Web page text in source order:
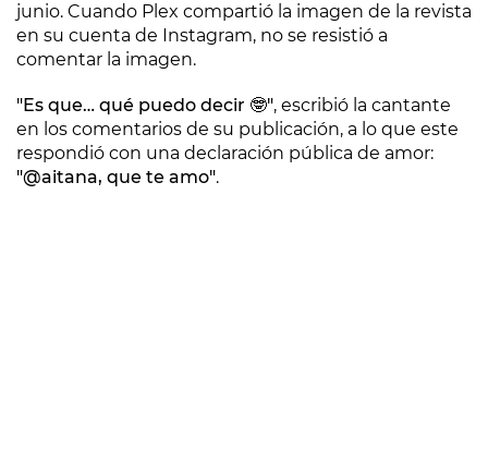
junio. Cuando Plex compartió la imagen de la revista
en su cuenta de Instagram, no se resistió a
comentar la imagen.
"Es que… qué puedo decir 🤓", escribió la cantante
en los comentarios de su publicación, a lo que este
respondió con una declaración pública de amor:
"@aitana, que te amo".